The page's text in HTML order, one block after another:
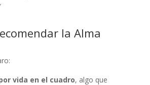
la Alma
vida en el cuadro, algo que